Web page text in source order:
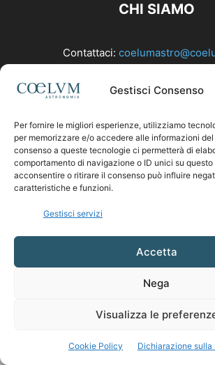
Gestisci Consenso
Per fornire le migliori esperienze, utilizziamo
per memorizzare e/o accedere alle informazioni
consenso a queste tecnologie ci permetterà di
comportamento di navigazione o ID unici su questo
acconsentire o ritirare il consenso può influire
caratteristiche e funzioni.
Gestisci servizi
Accetta
Nega
Visualizza le
Cookie Policy Dichiarazione sulla
CHI SIAMO
Contattaci:
SEGUICI